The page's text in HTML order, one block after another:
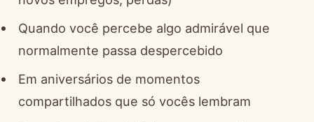
Quando você percebe algo admirável que
normalmente passa despercebido
Em aniversários de momentos
compartilhados que só vocês lembram